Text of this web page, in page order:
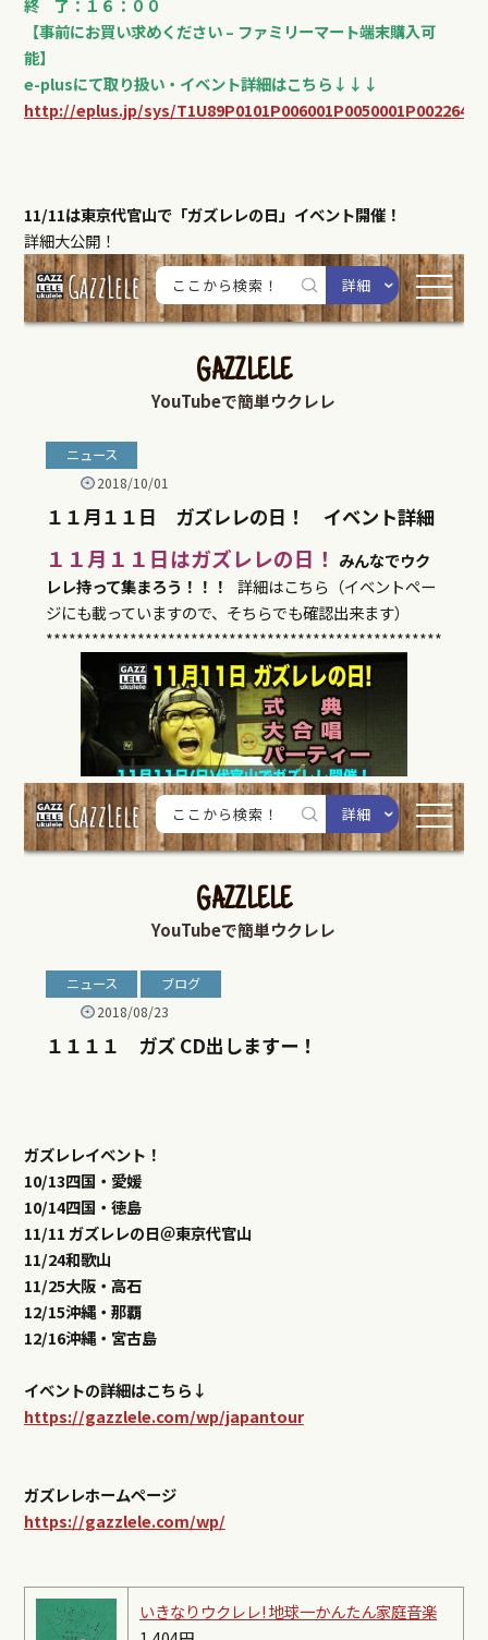
終 了：１６：００
【事前にお買い求めください – ファミリーマート端末購入可
能】
e-plusにて取り扱い・イベント詳細はこちら↓↓↓
http://eplus.jp/sys/
11/11は東京代官山で「ガズレレの日」イベント開催！
詳細大公開！
ガズレレイベント！
10/13四国・愛媛
10/14四国・徳島
11/11 ガズレレの日＠東京代官山
11/24和歌山
11/25大阪・高石
12/15沖縄・那覇
12/16沖縄・宮古島
イベントの詳細はこちら↓
https://gazzlele.com/wp/japantour
ガズレレホームページ
https://gazzlele.com/wp/
いきなりウクレレ! 地球一かんたん家庭音楽